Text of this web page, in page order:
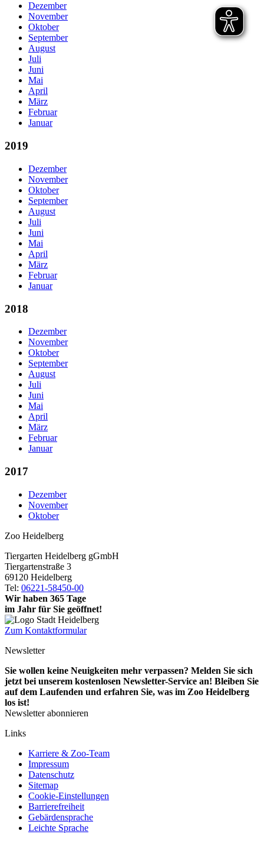
Dezember
November
Oktober
September
August
Juli
Juni
Mai
April
März
Februar
Januar
2019
Dezember
November
Oktober
September
August
Juli
Juni
Mai
April
März
Februar
Januar
2018
Dezember
November
Oktober
September
August
Juli
Juni
Mai
April
März
Februar
Januar
2017
Dezember
November
Oktober
Zoo Heidelberg
Tiergarten Heidelberg gGmbH
Tiergartenstraße 3
69120 Heidelberg
Tel: 06221-58450-00
Wir haben 365 Tage
im Jahr für Sie geöffnet!
Zum Kontaktformular
Newsletter
Sie wollen keine Neuigkeiten mehr verpassen? Melden Sie sich
jetzt bei unserem kostenlosen Newsletter-Service an! Bleiben Sie
auf dem Laufenden und erfahren Sie, was im Zoo Heidelberg
los ist!
Newsletter abonnieren
Links
Karriere & Zoo-Team
Impressum
Datenschutz
Sitemap
Cookie-Einstellungen
Barrierefreiheit
Gebärdensprache
Leichte Sprache